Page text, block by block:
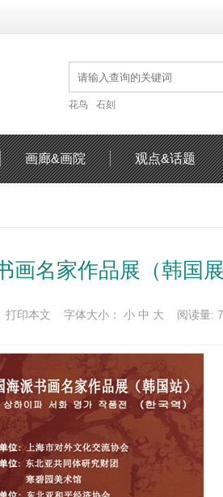
花鸟 石刻
画廊&画院 观点&话题
画名家作品展（韩国展
打印本文 字体大小： 小 中 大 阅读量: